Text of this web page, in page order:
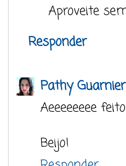
Aproveite
Responder
Pathy
Aeeeeeeee
Beijo!